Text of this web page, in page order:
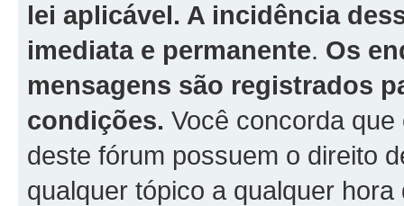
lei aplicável. A incidência
imediata e permanente. Os
mensagens são registrados
condições. Você concorda
deste fórum possuem o direito
qualquer tópico a qualquer